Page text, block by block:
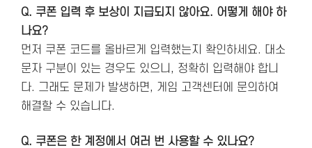
Q. 쿠폰 입력 후 보상이 지급되지 않아요. 어떻게 해야 하
나요?
먼저 쿠폰 코드를 올바르게 입력했는지 확인하세요. 대소
문자 구분이 있는 경우도 있으니, 정확히 입력해야 합니
다. 그래도 문제가 발생하면, 게임 고객센터에 문의하여
해결할 수 있습니다.
Q. 쿠폰은 한 계정에서 여러 번 사용할 수 있나요?